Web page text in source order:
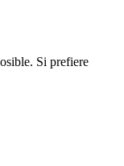
Si prefiere